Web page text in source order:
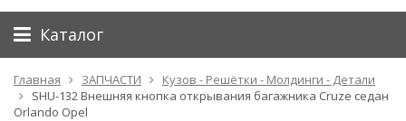
Каталог
Главная ЗАПЧАСТИ
Кузов - Решётки - Молдинги - Детали
SHU-132 Внешняя кнопка открывания багажника Cruze седан
Orlando Opel